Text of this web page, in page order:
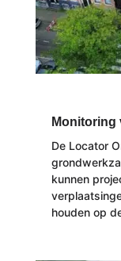
Monitoring
De Locator
kunnen
houden op